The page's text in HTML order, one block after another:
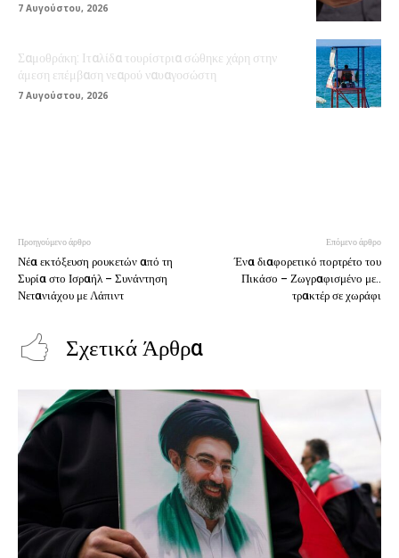
7 Αυγούστου, 2026
Σαμοθράκη: Ιταλίδα τουρίστρια σώθηκε χάρη στην
άμεση επέμβαση νεαρού ναυαγοσώστη
7 Αυγούστου, 2026
Προηγούμενο άρθρο
Νέα εκτόξευση ρουκετών από τη
Συρία στο Ισραήλ – Συνάντηση
Νετανιάχου με Λάπιντ
Επόμενο άρθρο
Ένα διαφορετικό πορτρέτο του
Πικάσο – Ζωγραφισμένο με..
τρακτέρ σε χωράφι
Σχετικά Άρθρα